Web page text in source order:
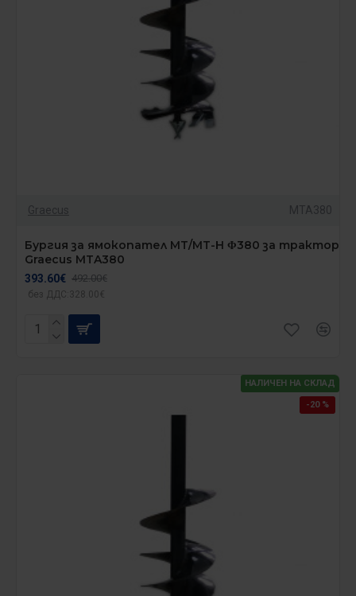
Graecus MTA380
Бургия за ямокопател MT/MT-H Φ380 за трактор
Graecus MTA380
393.60€ 492.00€
без ДДС:328.00€
НАЛИЧЕН НА СКЛАД
-20 %